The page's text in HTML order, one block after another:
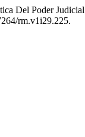
Del Poder
rm.v1i29.225.